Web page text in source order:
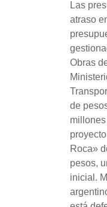
Las
atraso
Obras
de
Roca»
pesos,
inicial.